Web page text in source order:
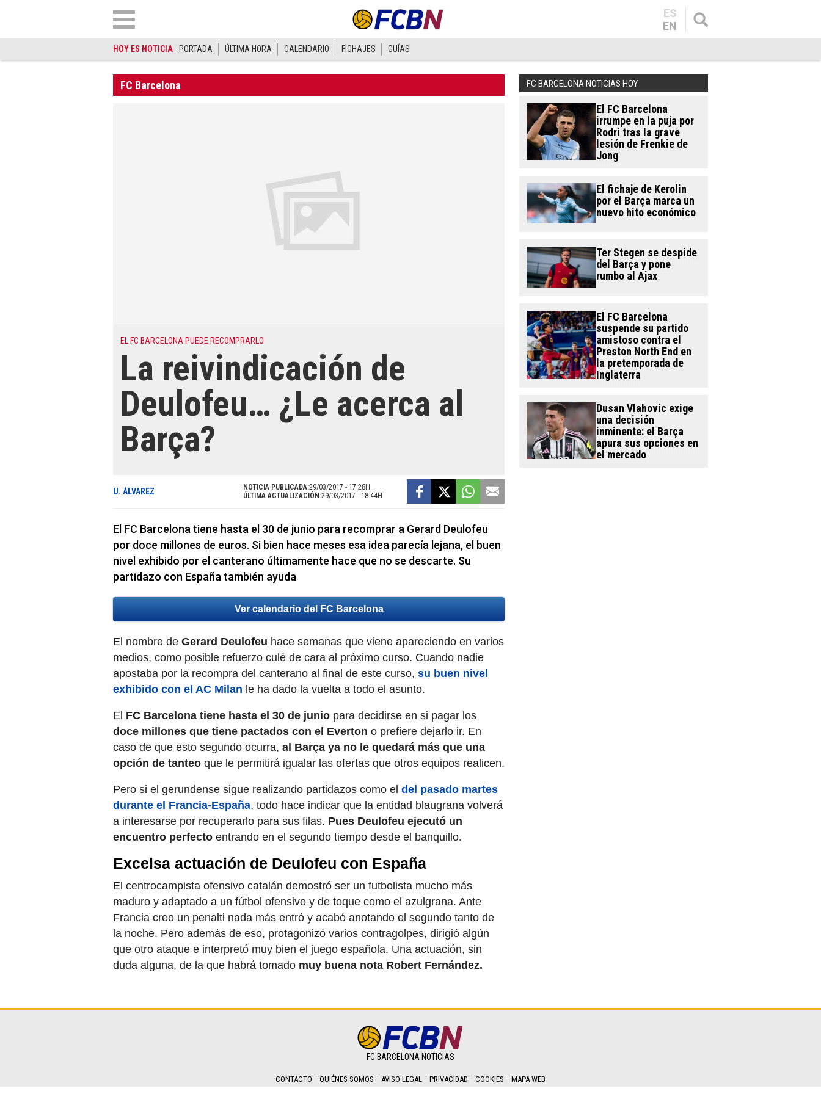
ES
EN
HOY ES NOTICIA PORTADA ÚLTIMA HORA CALENDARIO FICHAJES GUÍAS
FC Barcelona
EL FC BARCELONA PUEDE RECOMPRARLO
La reivindicación de
Deulofeu… ¿Le acerca al
Barça?
U. ÁLVAREZ NOTICIA PUBLICADA:29/03/2017 - 17:28H
ÚLTIMA ACTUALIZACIÓN:29/03/2017 - 18:44H
El FC Barcelona tiene hasta el 30 de junio para recomprar a Gerard Deulofeu
por doce millones de euros. Si bien hace meses esa idea parecía lejana, el buen
nivel exhibido por el canterano últimamente hace que no se descarte. Su
partidazo con España también ayuda
Ver calendario del FC Barcelona
El nombre de Gerard Deulofeu hace semanas que viene apareciendo en varios
medios, como posible refuerzo culé de cara al próximo curso. Cuando nadie
apostaba por la recompra del canterano al final de este curso, su buen nivel
exhibido con el AC Milan le ha dado la vuelta a todo el asunto.
El FC Barcelona tiene hasta el 30 de junio para decidirse en si pagar los
doce millones que tiene pactados con el Everton o prefiere dejarlo ir. En
caso de que esto segundo ocurra, al Barça ya no le quedará más que una
opción de tanteo que le permitirá igualar las ofertas que otros equipos realicen.
Pero si el gerundense sigue realizando partidazos como el del pasado martes
durante el Francia-España, todo hace indicar que la entidad blaugrana volverá
a interesarse por recuperarlo para sus filas. Pues Deulofeu ejecutó un
encuentro perfecto entrando en el segundo tiempo desde el banquillo.
Excelsa actuación de Deulofeu con España
El centrocampista ofensivo catalán demostró ser un futbolista mucho más
maduro y adaptado a un fútbol ofensivo y de toque como el azulgrana. Ante
Francia creo un penalti nada más entró y acabó anotando el segundo tanto de
la noche. Pero además de eso, protagonizó varios contragolpes, dirigió algún
que otro ataque e interpretó muy bien el juego española. Una actuación, sin
duda alguna, de la que habrá tomado muy buena nota Robert Fernández.
FC BARCELONA NOTICIAS HOY
El FC Barcelona
irrumpe en la puja por
Rodri tras la grave
lesión de Frenkie de
Jong
El fichaje de Kerolin
por el Barça marca un
nuevo hito económico
Ter Stegen se despide
del Barça y pone
rumbo al Ajax
El FC Barcelona
suspende su partido
amistoso contra el
Preston North End en
la pretemporada de
Inglaterra
Dusan Vlahovic exige
una decisión
inminente: el Barça
apura sus opciones en
el mercado
FC BARCELONA NOTICIAS
CONTACTO QUIÉNES SOMOS AVISO LEGAL PRIVACIDAD COOKIES MAPA WEB